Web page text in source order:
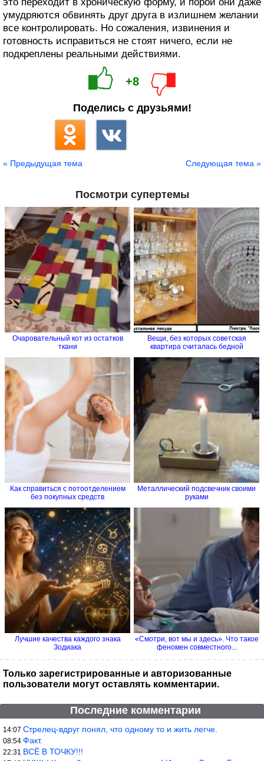
это переходит в хроническую форму, и порой они даже
умудряются обвинять друг друга в излишнем желании
все контролировать. Но сожаления, извинения и
готовность исправиться не стоят ничего, если не
подкреплены реальными действиями.
+8
Поделись с друзьями!
« Предыдущая тема Следующая тема »
Посмотри супертемы
Очаровательный кот из остатков
ткани
Вещи, без которых советская
квартира считалась бедной
Как справиться с потоотделением
без покупных средств
Металлический подсвечник своими
руками
Лучшие качества каждого знака
Зодиака
«Смотри, вот мы и здесь». Что такое
феномен совместного...
Только зарегистрированные и авторизованные
пользователи могут оставлять комментарии.
Последние комментарии
14:07 Стрелец-вдруг понял, что одному то и жить легче.
08:54 Факт.
22:31 ВСЁ В ТОЧКУ!!!